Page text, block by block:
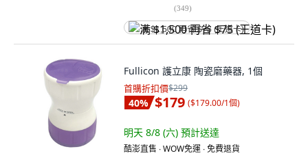
(349)
满 $1,500 再省 $75 (王道卡)
Fullicon 護立康 陶瓷磨藥器, 1個
首購折扣價$299
40% $179 ($179.00/1個)
明天 8/8 (六) 預計送達
酷澎直售 ∙ WOW免運 ∙ 免費退貨